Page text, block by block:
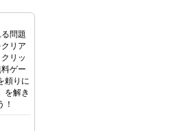
問題
リア
リッ
ゲー
頼りに
を解き
！